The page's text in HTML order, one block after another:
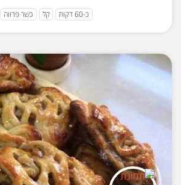
כ-60 דקות קל כשר פרווה